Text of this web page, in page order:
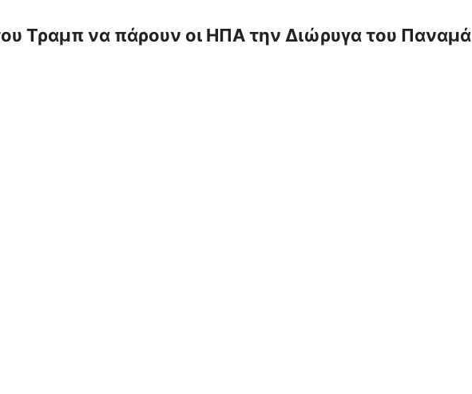
Τραμπ να πάρουν οι ΗΠΑ την Διώρυγα του Παναμά